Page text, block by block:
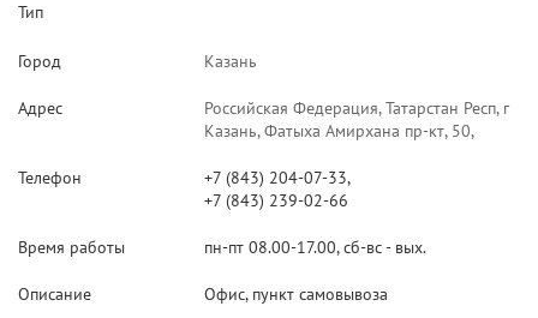
Тип
Город Казань
Адрес
Российская Федерация, Татарстан Респ, г
Казань, Фатыха Амирхана пр-кт, 50,
Телефон
+7 (843) 204-07-33,
+7 (843) 239-02-66
Время работы пн-пт 08.00-17.00, сб-вс - вых.
Описание Офис, пункт самовывоза